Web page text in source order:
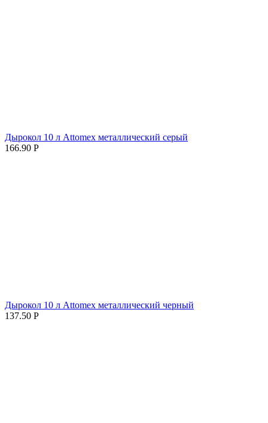
Дырокол 10 л Attomex металлический серый
166.90 Р
Дырокол 10 л Attomex металлический черный
137.50 Р